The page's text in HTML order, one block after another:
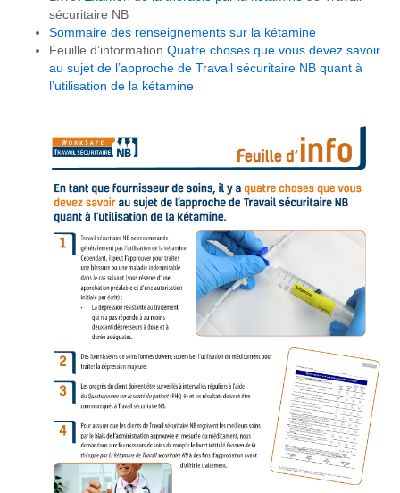
sécuritaire NB
Sommaire des renseignements sur la kétamine
Feuille d’information Quatre choses que vous devez savoir
au sujet de l’approche de Travail sécuritaire NB quant à
l’utilisation de la kétamine